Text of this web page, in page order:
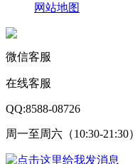
网站地图
微信客服
在线客服
QQ:8588-08726
周一至周六（10:30-21:30）